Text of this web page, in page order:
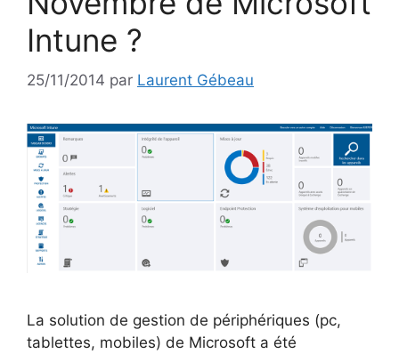
Intune ?
25/11/2014 par Laurent Gébeau
La solution de gestion de périphériques (pc,
tablettes, mobiles) de Microsoft a été